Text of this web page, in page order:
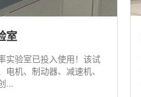
室
实验室已投入使用！该试
机、制动器、减速机、
...